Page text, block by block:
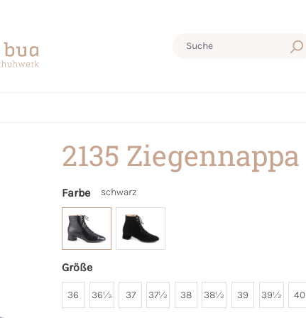
2135 Ziegennappa
Farbe schwarz
Größe
36 36½ 37 37½ 38 38½ 39 39½ 40